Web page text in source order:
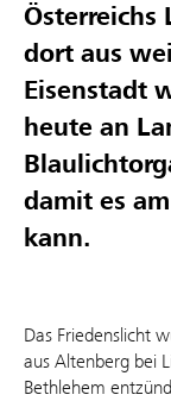
Österreichs
dort aus
Eisenstadt
heute an
damit es
kann.
Das Friedenslicht
aus Altenberg bei
Bethlehem